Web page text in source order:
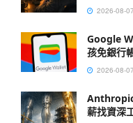
2026-08-07
Google
孩免銀行
2026-08-07
Anthropic
薪找資深